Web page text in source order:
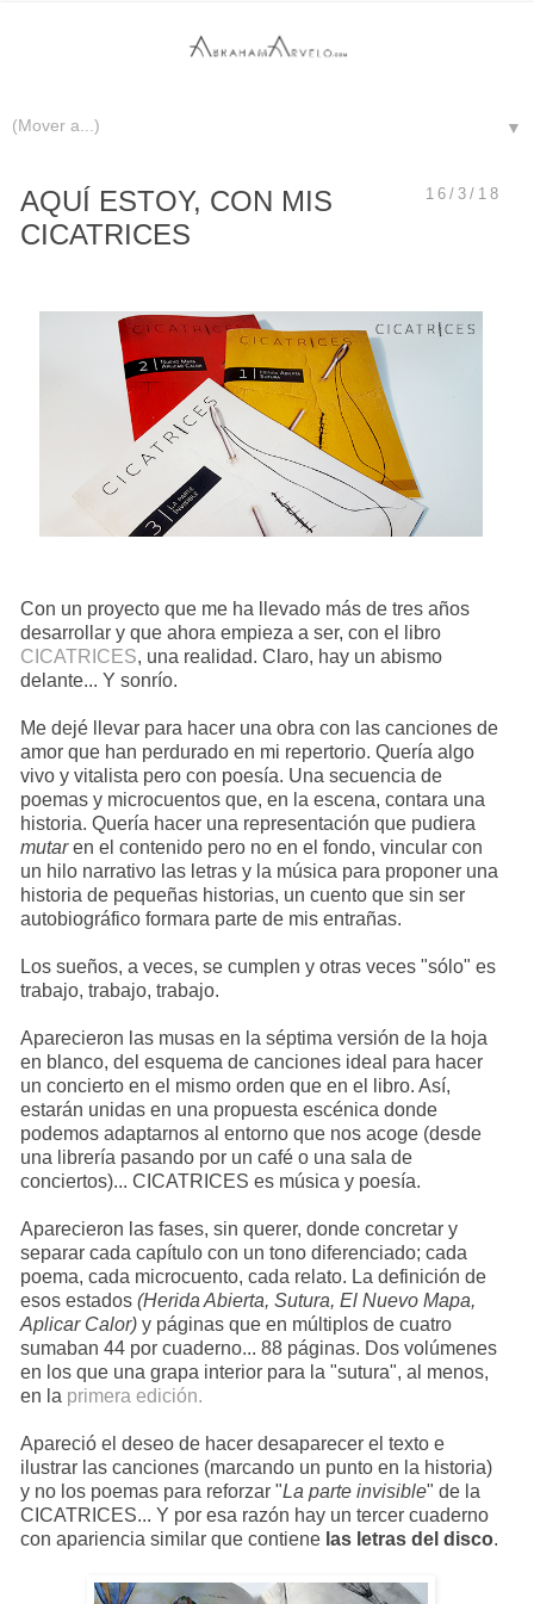
▼
16/3/18
AQUÍ ESTOY, CON MIS
CICATRICES
Con un proyecto que me ha llevado más de tres años
desarrollar y que ahora empieza a ser, con el libro
CICATRICES, una realidad. Claro, hay un abismo
delante... Y sonrío.
Me dejé llevar para hacer una obra con las canciones de
amor que han perdurado en mi repertorio. Quería algo
vivo y vitalista pero con poesía. Una secuencia de
poemas y microcuentos que, en la escena, contara una
historia. Quería hacer una representación que pudiera
mutaren el contenido pero no en el fondo, vincular con
un hilo narrativo las letras y la música para proponer una
historia de pequeñas historias, un cuento que sin ser
autobiográfico formara parte de mis entrañas.
Los sueños, a veces, se cumplen y otras veces "sólo" es
trabajo, trabajo, trabajo.
Aparecieron las musas en la séptima versión de la hoja
en blanco, del esquema de canciones ideal para hacer
un concierto en el mismo orden que en el libro. Así,
estarán unidas en una propuesta escénica donde
podemos adaptarnos al entorno que nos acoge (desde
una librería pasando por un café o una sala de
conciertos)... CICATRICES es música y poesía.
Aparecieron las fases, sin querer, donde concretar y
separar cada capítulo con un tono diferenciado; cada
poema, cada microcuento, cada relato. La definición de
esos estados (Herida Abierta, Sutura, El Nuevo Mapa,
Aplicar Calor) y páginas que en múltiplos de cuatro
sumaban 44 por cuaderno... 88 páginas. Dos volúmenes
en los que una grapa interior para la "sutura", al menos,
en la primera edición.
Apareció el deseo de hacer desaparecer el texto e
ilustrar las canciones (marcando un punto en la historia)
y no los poemas para reforzar "La parte invisible" de la
CICATRICES... Y por esa razón hay un tercer cuaderno
con apariencia similar que contiene las letras del disco.